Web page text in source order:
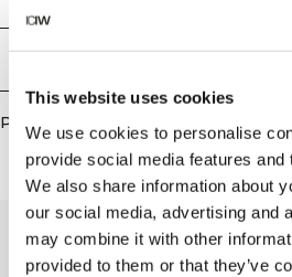
This website uses cookies
We use cookies to personalise
provide social media features and
We also share information about
our social media, advertising and
may combine it with other
provided to them or that they’ve
supporter un entraînement intensif, mais
d'exercices qui exposent régulièrement le
rugueuses, par exemple des haltères ou du
Produits similaires